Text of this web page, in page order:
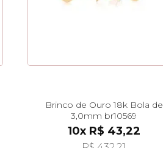
Brinco de Ouro 18k Bola de
3,0mm br10569
10x R$ 43,22